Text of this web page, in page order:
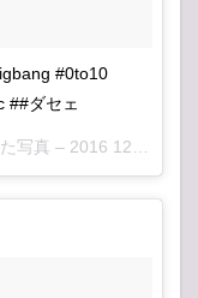
#0to10
##ダセェ
写真 – 2016 12月 4 11:34午後 PST